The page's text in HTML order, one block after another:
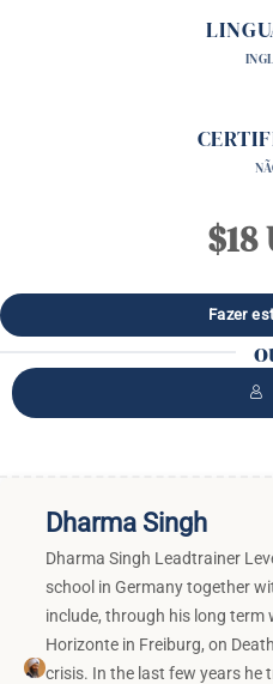
$18
Dharma Singh
Dharma Singh Leadtrainer
school in Germany together
include, through his long term
Horizonte in Freiburg, on
crisis. In the last few years he